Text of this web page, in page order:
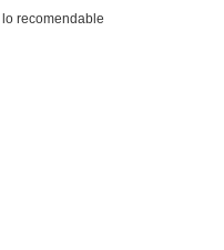
recomendable